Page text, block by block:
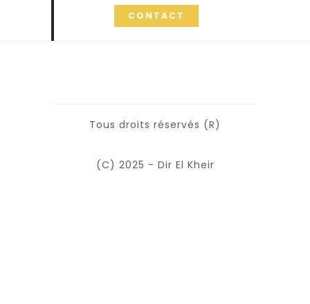
CONTACT
Tous droits réservés (R)
(C) 2025 - Dir El Kheir